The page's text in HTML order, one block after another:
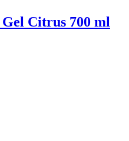
Citrus 700 ml